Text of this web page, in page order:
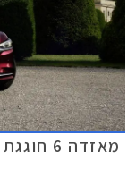
מאזדה 6 חוגגת 20 עם מהדורה מיוחדת